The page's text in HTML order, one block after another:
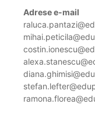
Adrese e-mail